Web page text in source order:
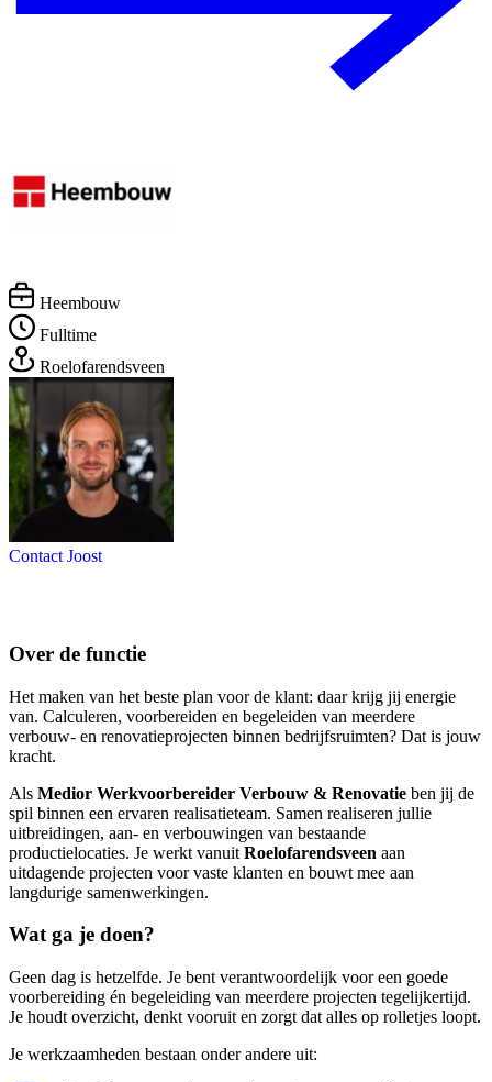
Heembouw
Fulltime
Roelofarendsveen
Contact Joost
Over de functie
Het maken van het beste plan voor de klant: daar krijg jij energie
van. Calculeren, voorbereiden en begeleiden van meerdere
verbouw- en renovatieprojecten binnen bedrijfsruimten? Dat is jouw
kracht.
Als Medior Werkvoorbereider Verbouw & Renovatie ben jij de
spil binnen een ervaren realisatieteam. Samen realiseren jullie
uitbreidingen, aan- en verbouwingen van bestaande
productielocaties. Je werkt vanuit Roelofarendsveen aan
uitdagende projecten voor vaste klanten en bouwt mee aan
langdurige samenwerkingen.
Wat ga je doen?
Geen dag is hetzelfde. Je bent verantwoordelijk voor een goede
voorbereiding én begeleiding van meerdere projecten tegelijkertijd.
Je houdt overzicht, denkt vooruit en zorgt dat alles op rolletjes loopt.
Je werkzaamheden bestaan onder andere uit: